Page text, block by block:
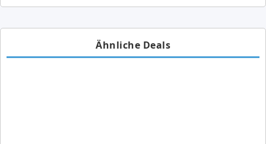
Ähnliche Deals